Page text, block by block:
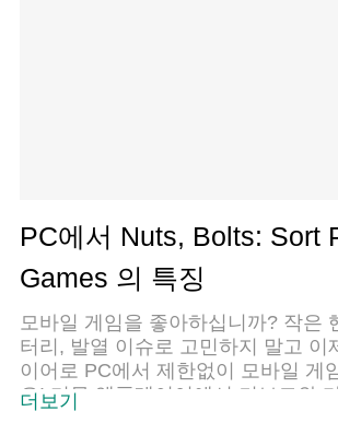
PC에서 Nuts, Bolts: Sort
Games 의 특징
모바일 게임을 좋아하십니까? 작은
터리, 발열 이슈로 고민하지 말고 이
이어로 PC에서 제한없이 모바일 게
요! 미뮤 앱플레이어에서 키보드와
더보기